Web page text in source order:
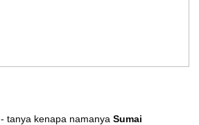
tanya kenapa namanya Sumai